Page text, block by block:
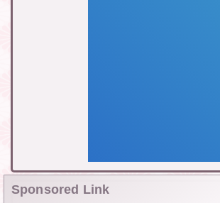
Sponsored Link